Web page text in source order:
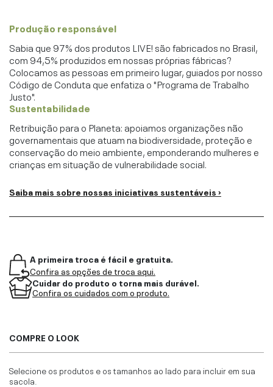
Produção responsável
Sabia que 97% dos produtos LIVE! são fabricados no Brasil,
com 94,5% produzidos em nossas próprias fábricas?
Colocamos as pessoas em primeiro lugar, guiados por nosso
Código de Conduta que enfatiza o "Programa de Trabalho
Justo".
Sustentabilidade
Retribuição para o Planeta: apoiamos organizações não
governamentais que atuam na biodiversidade, proteção e
conservação do meio ambiente, emponderando mulheres e
crianças em situação de vulnerabilidade social.
Saiba mais sobre nossas iniciativas sustentáveis ›
A primeira troca é fácil e gratuita.
Confira as opções de troca aqui.
Cuidar do produto o torna mais durável.
Confira os cuidados com o produto.
COMPRE O LOOK
Selecione os produtos e os tamanhos ao lado para incluir em sua
sacola.